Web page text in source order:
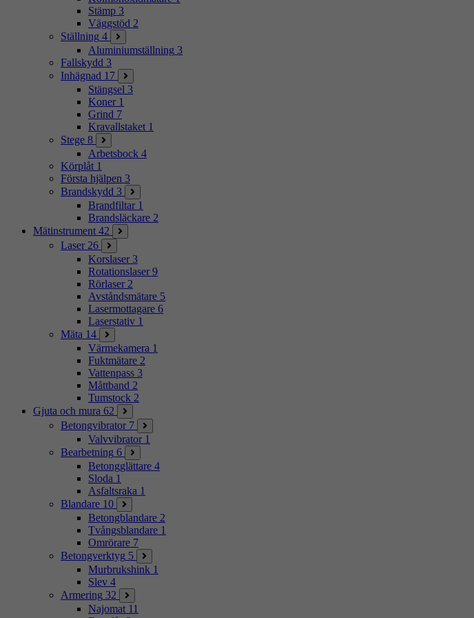
Stämp 3
Väggstöd 2
Ställning 4
Aluminiumställning 3
Fallskydd 3
Inhägnad 17
Stängsel 3
Koner 1
Grind 7
Kravallstaket 1
Stege 8
Arbetsbock 4
Körplåt 1
Första hjälpen 3
Brandskydd 3
Brandfiltar 1
Brandsläckare 2
Mätinstrument 42
Laser 26
Korslaser 3
Rotationslaser 9
Rörlaser 2
Avståndsmätare 5
Lasermottagare 6
Laserstativ 1
Mäta 14
Värmekamera 1
Fuktmätare 2
Vattenpass 3
Måttband 2
Tumstock 2
Gjuta och mura 62
Betongvibrator 7
Valvvibrator 1
Bearbetning 6
Betongglättare 4
Sloda 1
Asfaltsraka 1
Blandare 10
Betongblandare 2
Tvångsblandare 1
Omrörare 7
Betongverktyg 5
Murbrukshink 1
Slev 4
Armering 32
Najomat 11